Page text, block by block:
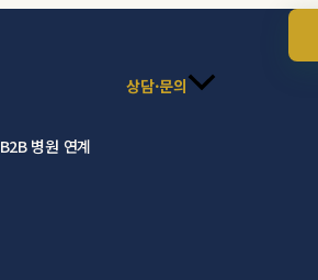
B2B 병원 연계
상담·문의